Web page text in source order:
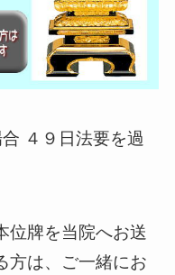
４９日法要を過
位牌を当院へお送
方は、ご一緒にお